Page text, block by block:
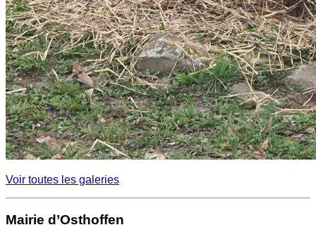
Voir toutes les galeries
Mairie d’Osthoffen